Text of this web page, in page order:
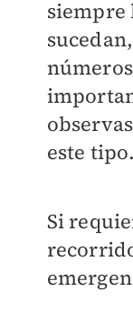
siempre
este tipo.
Si